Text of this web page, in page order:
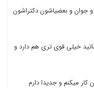
و جوان و بعضیاشون دکتراشون
خیلی قوی تری هم دارد و
کار میکنم و جدیدا دارم